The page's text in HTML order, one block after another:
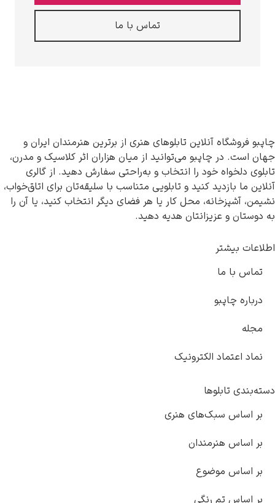
تماس با ما
آنلاین تابلوهای هنری از برترین هنرمندان ایران و
در چاپبو می‌توانید از میان هزاران اثر کلاسیک و مدرن،
خود را انتخاب و به‌راحتی سفارش دهید. از گالری
بازدید کنید و تابلویی متناسب با سلیقه‌تان برای اتاق‌خواب،
محل کار یا هر فضای دیگر انتخاب کنید، یا آن را
و عزیزانتان هدیه دهید.
بیشتر
با ما
چاپبو
الکترونیک
تابلوها
سبک‌های هنری
هنرمندان
موضوع